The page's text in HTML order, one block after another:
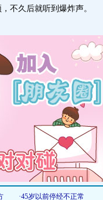
不久后就听到爆炸声。